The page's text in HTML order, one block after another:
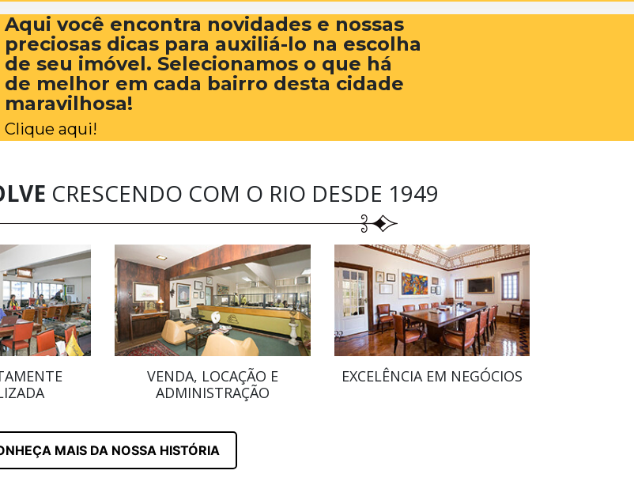
Aqui você encontra novidades e nossas
preciosas dicas para auxiliá-lo na escolha
de seu imóvel. Selecionamos o que há
de melhor em cada bairro desta cidade
maravilhosa!
Clique aqui!
CRESCENDO COM O RIO DESDE 1949
VENDA, LOCAÇÃO E
ADMINISTRAÇÃO
EXCELÊNCIA EM NEGÓCIOS
MAIS DA NOSSA HISTÓRIA